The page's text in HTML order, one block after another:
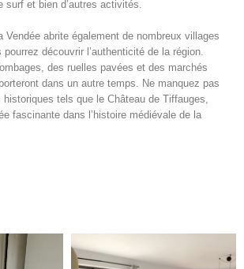
surf et bien d’autres activités.
Vendée abrite également de nombreux villages
découvrir l’authenticité de la région.
des ruelles pavées et des marchés
dans un autre temps. Ne manquez pas
tels que le Château de Tiffauges,
fascinante dans l’histoire médiévale de la